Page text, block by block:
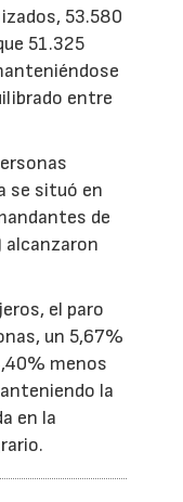
53.580
51.325
entre
se situó en
de
alcanzaron
el paro
un 5,67%
menos
la
en la